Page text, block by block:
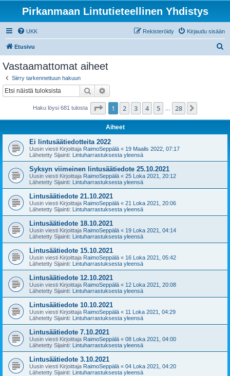
Pirkanmaan Lintutieteellinen Yhdistys
UKK Kirjaudu sisään
Rekisteröidy
Etusivu
Vastaamattomat aiheet
Siirry tarkennettuun hakuun
Etsi
Haku löysi 681 tulosta Sivu /28
1 2 3 4 5 28
Aiheet
Ei lintusäätiedotteita 2022
Uusin viesti Kirjoittaja RaimoSeppälä « 19 Maalis 2022, 07:17
Lähetetty Sijainti: Lintuharrastuksesta yleensä
Syksyn viimeinen lintusäätiedote 25.10.2021
Uusin viesti Kirjoittaja RaimoSeppälä « 25 Loka 2021, 20:12
Lähetetty Sijainti: Lintuharrastuksesta yleensä
Lintusäätiedote 21.10.2021
Uusin viesti Kirjoittaja RaimoSeppälä « 21 Loka 2021, 20:06
Lähetetty Sijainti: Lintuharrastuksesta yleensä
Lintusäätiedote 18.10.2021
Uusin viesti Kirjoittaja RaimoSeppälä « 19 Loka 2021, 04:14
Lähetetty Sijainti: Lintuharrastuksesta yleensä
Lintusäätiedote 15.10.2021
Uusin viesti Kirjoittaja RaimoSeppälä « 16 Loka 2021, 05:42
Lähetetty Sijainti: Lintuharrastuksesta yleensä
Lintusäätiedote 12.10.2021
Uusin viesti Kirjoittaja RaimoSeppälä « 12 Loka 2021, 20:08
Lähetetty Sijainti: Lintuharrastuksesta yleensä
Lintusäätiedote 10.10.2021
Uusin viesti Kirjoittaja RaimoSeppälä « 11 Loka 2021, 04:29
Lähetetty Sijainti: Lintuharrastuksesta yleensä
Lintusäätiedote 7.10.2021
Uusin viesti Kirjoittaja RaimoSeppälä « 08 Loka 2021, 04:00
Lähetetty Sijainti: Lintuharrastuksesta yleensä
Lintusäätiedote 3.10.2021
Uusin viesti Kirjoittaja RaimoSeppälä « 04 Loka 2021, 04:20
Lähetetty Sijainti: Lintuharrastuksesta yleensä